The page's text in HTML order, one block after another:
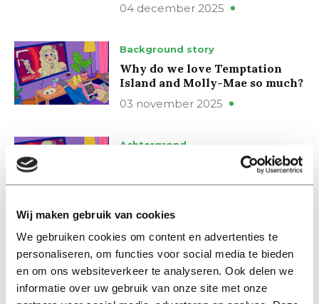
Wij maken gebruik van cookies
We gebruiken cookies om content en advertenties te
personaliseren, om functies voor social media te bieden
en om ons websiteverkeer te analyseren. Ook delen we
informatie over uw gebruik van onze site met onze
04 december 2025
Background story
Why do we love Temptation
Island and Molly-Mae so much?
03 november 2025
Achtergrond
Waarom kijken we zo graag
naar B&B Vol Liefde en Monica
03 november 2025
Interview
Will children eat more healthy
if a vlogger demonstrates it?